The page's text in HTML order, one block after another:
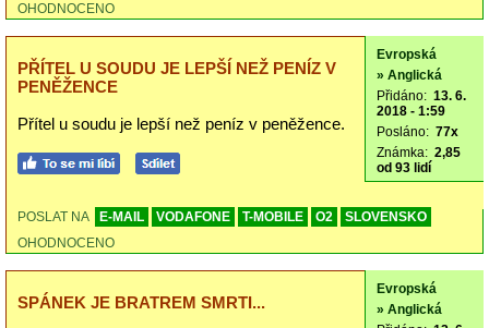
OHODNOCENO
PŘÍTEL U SOUDU JE LEPŠÍ NEŽ PENÍZ V
PENĚŽENCE
Přítel u soudu je lepší než peníz v peněžence.
Evropská
» Anglická
Přidáno: 13. 6.
2018 - 1:59
Posláno: 77x
Známka: 2,85
od 93 lidí
POSLAT NA E-MAIL VODAFONE T-MOBILE O2
SLOVENSKO
OHODNOCENO
SPÁNEK JE BRATREM SMRTI...
Evropská
» Anglická